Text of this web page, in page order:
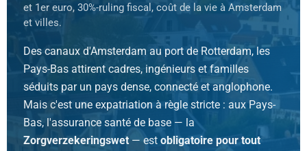
et 1er euro, 30%-ruling fiscal, coût de la vie à Amsterdam
et villes.
Des canaux d'Amsterdam au port de Rotterdam, les
Pays-Bas attirent cadres, ingénieurs et familles
séduits par un pays dense, connecté et anglophone.
Mais c'est une expatriation à règle stricte : aux Pays-
Bas, l'assurance santé de base — la
Zorgverzekeringswet— est obligatoire pour tout